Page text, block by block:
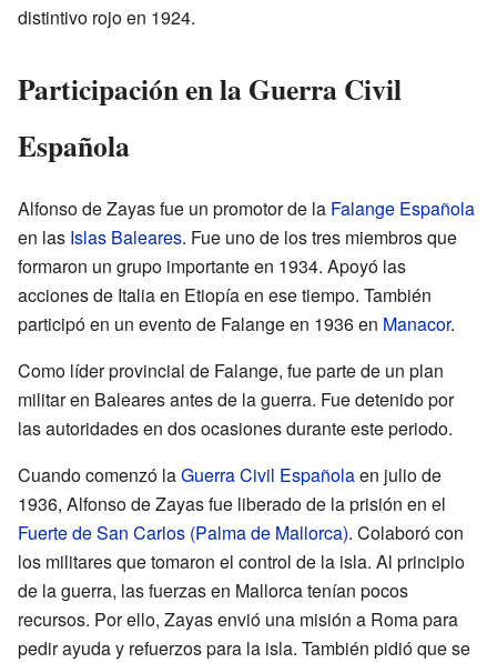
distintivo rojo en 1924.
Participación en la Guerra Civil
Española
Alfonso de Zayas fue un promotor de la Falange Española
en las Islas Baleares. Fue uno de los tres miembros que
formaron un grupo importante en 1934. Apoyó las
acciones de Italia en Etiopía en ese tiempo. También
participó en un evento de Falange en 1936 en Manacor.
Como líder provincial de Falange, fue parte de un plan
militar en Baleares antes de la guerra. Fue detenido por
las autoridades en dos ocasiones durante este periodo.
Cuando comenzó laGuerra Civil Españolaen julio de
1936, Alfonso de Zayas fue liberado de la prisión en el
Fuerte de San Carlos (Palma de Mallorca). Colaboró con
los militares que tomaron el control de la isla. Al principio
de la guerra, las fuerzas en Mallorca tenían pocos
recursos. Por ello, Zayas envió una misión a Roma para
pedir ayuda y refuerzos para la isla. También pidió que se